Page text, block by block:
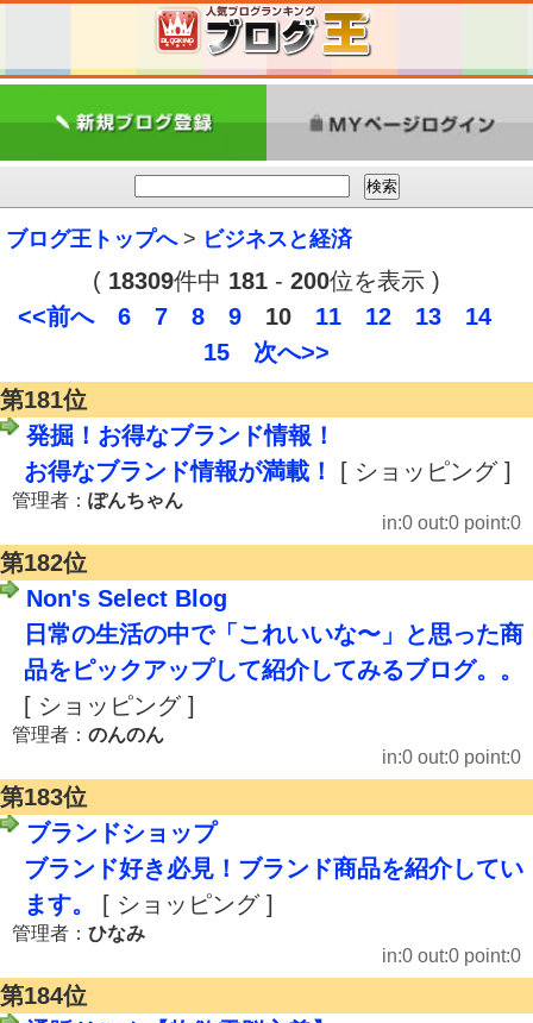
ブログ王トップへ> ビジネスと経済
( 18309件中 181 - 200位を表示 )
<<前へ
6 7 8 9 10 11 12 13
14
15
次へ>>
第181位
発掘！お得なブランド情報！
お得なブランド情報が満載！
[ ショッピング ]
管理者： ぽんちゃん
in:0 out:0 point:0
第182位
Non's Select Blog
日常の生活の中で「これいいな〜」と思った商
品をピックアップして紹介してみるブログ。。
[ ショッピング ]
管理者： のんのん
in:0 out:0 point:0
第183位
ブランドショップ
ブランド好き必見！ブランド商品を紹介してい
ます。
[ ショッピング ]
管理者： ひなみ
in:0 out:0 point:0
第184位